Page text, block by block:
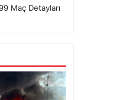
Maç Detayları